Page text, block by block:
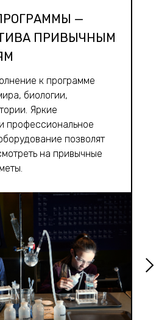
—
ПРИВЫЧНЫМ
к программе
биологии,
Яркие
профессиональное
позволят
на привычные